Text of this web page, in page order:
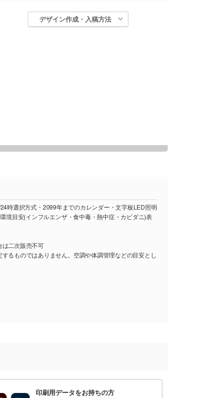
デザイン作成・入稿方法
時選択方式・2099年までのカレンダー・文字板LED照明
境目安(インフルエンザ・食中毒・熱中症・カビダニ)表
は二次販売不可
るものではありません。空調や体調管理などの目安とし
印刷用データをお持ちの方